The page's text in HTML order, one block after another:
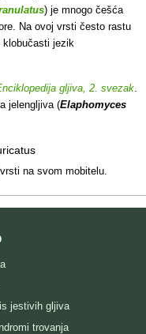
) je mnogo češća
Na ovoj vrsti često rastu
klobučasti jezik
gljiva, 2. svezak.
jelengljiva (Elaphomyces
na svom mobitelu.
jestivih gljiva
trovanja